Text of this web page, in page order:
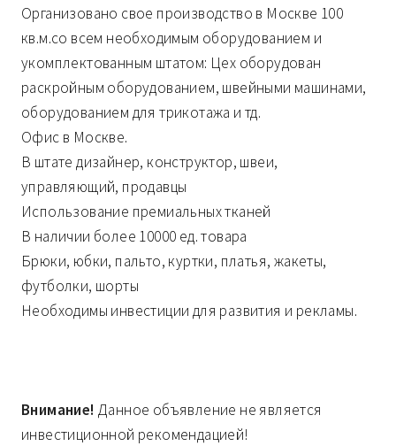
Организовано свое производство в Москве 100
кв.м.со всем необходимым оборудованием и
укомплектованным штатом: Цех оборудован
раскройным оборудованием, швейными машинами,
оборудованием для трикотажа и тд.
Офис в Москве.
В штате дизайнер, конструктор, швеи,
управляющий, продавцы
Использование премиальных тканей
В наличии более 10000 ед. товара
Брюки, юбки, пальто, куртки, платья, жакеты,
футболки, шорты
Необходимы инвестиции для развития и рекламы.
Внимание! Данное объявление не является
инвестиционной рекомендацией!